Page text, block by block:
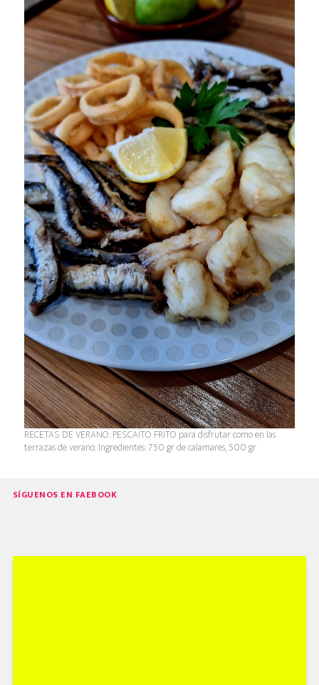
RECETAS DE VERANO: PESCAÍTO FRITO para disfrutar como en las
terrazas de verano. Ingredientes: 750 gr de calamares, 500 gr
SÍGUENOS EN FAEBOOK